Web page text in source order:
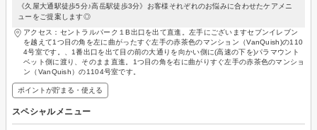
《久屋大通駅徒歩5分♪高岳駅徒歩3分》お客様それぞれのお悩みに合わせたケアメニ
ューをご提案します◎
アクセス：セントラルパーク１B出口を出て直進。左手にございますセブンイレブン
を越えて1つ目の角を左に曲がったすぐ左手の赤茶色のマンション（VanQuish)の110
4号室です。、1番出口を出て目の前の大通りを向かい側に(高速の下を)パラマウント
ベット側に渡り、そのまま直進。1つ目の角を右に曲がりすぐ左手の赤茶色のマンショ
ン（VanQuish）の1104号室です。
ポイントが貯まる・使える
スペシャルメニュー